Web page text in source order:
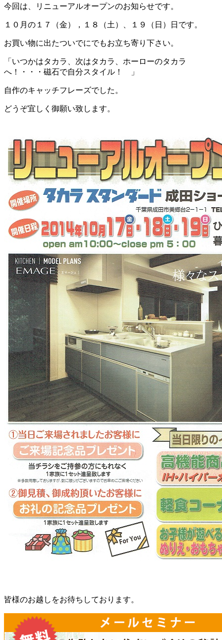
今回は、リニューアルオープンのお知らせです。
１０月の１７（金），１８（土）、１９（日）日です。
お買い物に出たついでにでもお立ち寄り下さい。
「いつかはタカラ、次はタカラ、ホーローのタカラ
へ！・・・磁石で自分スタイル！ 」
自作のキャッチフレーズでした。
どうぞ宜しく御願い致します。
皆様のお越しをお待ちしております。